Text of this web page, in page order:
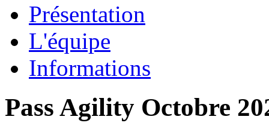
Présentation
L'équipe
Informations
Pass Agility Octobre